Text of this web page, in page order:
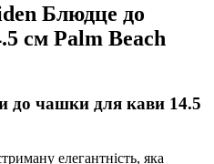
Блюдце до
см Palm Beach
до чашки для кави 14.5
елегантність, яка